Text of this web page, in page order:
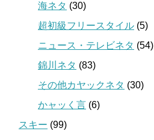
海ネタ (30)
超初級フリースタイル (5)
ニュース・テレビネタ (54)
錦川ネタ (83)
その他カヤックネタ (30)
かャッく言 (6)
スキー (99)